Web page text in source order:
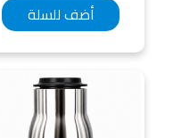
أضف للسلة